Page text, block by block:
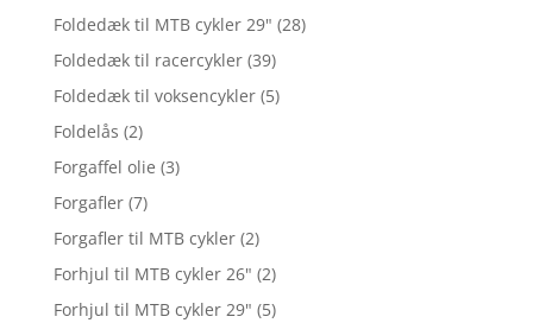
Foldedæk til MTB cykler 29" (28)
Foldedæk til racercykler (39)
Foldedæk til voksencykler (5)
Foldelås (2)
Forgaffel olie (3)
Forgafler (7)
Forgafler til MTB cykler (2)
Forhjul til MTB cykler 26" (2)
Forhjul til MTB cykler 29" (5)